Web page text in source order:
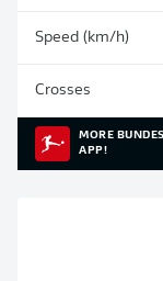
Speed (km/h)
Crosses
MORE
APP!